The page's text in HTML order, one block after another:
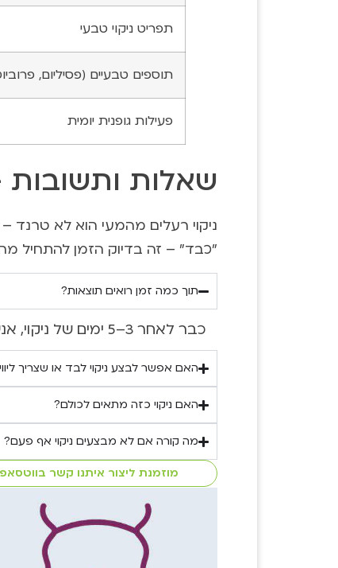
תפריט ניקוי טבעי
תוספים טבעיים (פסיליום,
פעילות גופנית יומית
שאלות ותשובות
ניקוי רעלים מהמעי הוא לא
"כבד" – זה בדיוק הזמן להתחיל
תוך כמה זמן רואים תוצאות?
כבר לאחר 3–5 ימים של ניקוי, אנשים רבים מדווחים על קלילות, שיפור ביציאות, עור מואר ופחות עייפות.
האם אפשר לבצע ניקוי לבד או שצריך
האם ניקוי כזה מתאים לכולם?
מה קורה אם לא מבצעים ניקוי אף פעם?
מוזמנת ליצור איתנו קשר בווטסאפ